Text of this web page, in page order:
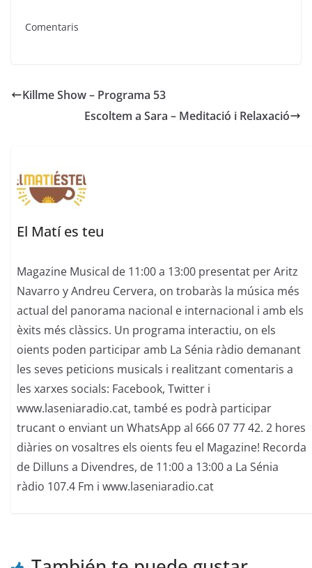
Comentaris
Killme Show – Programa 53
Escoltem a Sara – Meditació i Relaxació
El Matí es teu
Magazine Musical de 11:00 a 13:00 presentat per Aritz
Navarro y Andreu Cervera, on trobaràs la música més
actual del panorama nacional e internacional i amb els
èxits més clàssics. Un programa interactiu, on els
oients poden participar amb La Sénia ràdio demanant
les seves peticions musicals i realitzant comentaris a
les xarxes socials: Facebook, Twitter i
www.laseniaradio.cat, també es podrà participar
trucant o enviant un WhatsApp al 666 07 77 42. 2 hores
diàries on vosaltres els oients feu el Magazine! Recorda
de Dilluns a Divendres, de 11:00 a 13:00 a La Sénia
ràdio 107.4 Fm i www.laseniaradio.cat